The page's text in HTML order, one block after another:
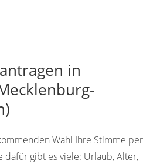
in
Wahl Ihre Stimme per
dafür gibt es viele: Urlaub, Alter,